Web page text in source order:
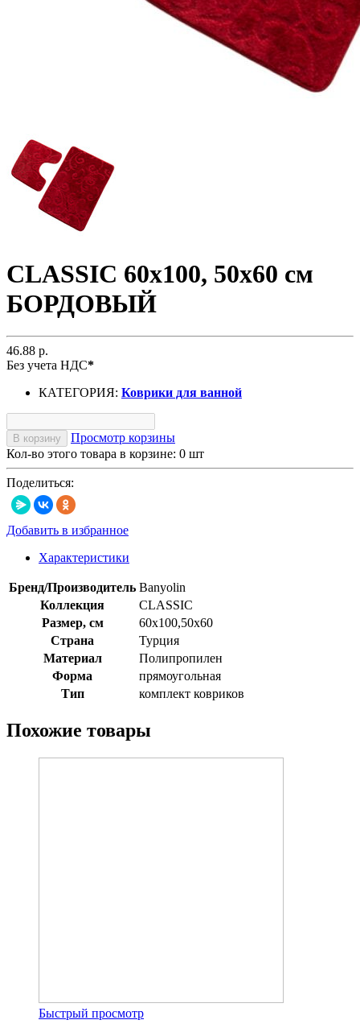
CLASSIC 60х100, 50х60 см
БОРДОВЫЙ
46.88 р.
Без учета НДС*
КАТЕГОРИЯ: Коврики для ванной
В корзину
Просмотр корзины
Кол-во этого товара в корзине: 0 шт
Поделиться:
Добавить в избранное
Характеристики
Бренд/Производитель Banyolin
Коллекция
CLASSIC
Размер, см
60х100,50x60
Страна
Турция
Материал
Полипропилен
Форма
прямоугольная
Тип
комплект ковриков
Похожие товары
Быстрый просмотр